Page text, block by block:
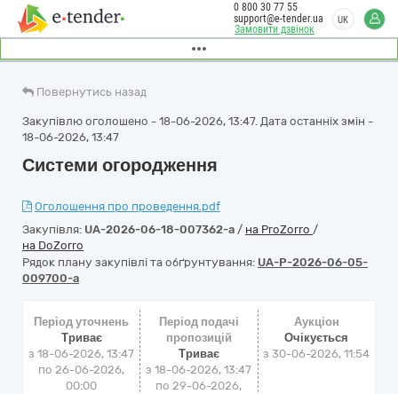
Замовити дзвінок
0 800 30 77 55
support@e-tender.ua
UK
Повернутись назад
Закупівлю оголошено - 18-06-2026, 13:47. Дата останніх змін -
18-06-2026, 13:47
Системи огородження
Оголошення про проведення.pdf
Закупівля: UA-2026-06-18-007362-a / на ProZorro /
на DoZorro
Рядок плану закупівлі та обґрунтування: UA-P-2026-06-05-
009700-a
Період уточнень
Триває
з 18-06-2026, 13:47
по 26-06-2026,
00:00
Період подачі
пропозицій
Триває
з 18-06-2026, 13:47
по 29-06-2026,
Аукціон
Очікується
з30-06-2026, 11:54